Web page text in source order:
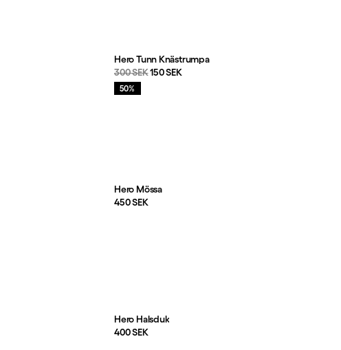
Hero Tunn Knästrumpa
Originalpris:
300 SEKReapris:
150 SEK
Rea:
50%
Hero Mössa
Pris:
450 SEK
Hero Halsduk
Pris:
400 SEK